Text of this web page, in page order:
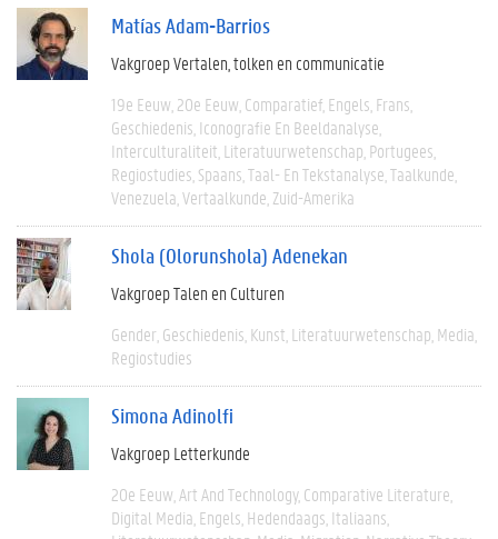
Matías Adam-Barrios
Vakgroep Vertalen, tolken en communicatie
19e Eeuw 20e Eeuw Comparatief Engels Frans
Geschiedenis Iconografie En Beeldanalyse
Interculturaliteit Literatuurwetenschap Portugees
Regiostudies Spaans Taal- En Tekstanalyse Taalkunde
Venezuela Vertaalkunde Zuid-Amerika
Shola (Olorunshola) Adenekan
Vakgroep Talen en Culturen
Gender Geschiedenis Kunst Literatuurwetenschap Media
Regiostudies
Simona Adinolfi
Vakgroep Letterkunde
20e Eeuw Art And Technology Comparative Literature
Digital Media Engels Hedendaags Italiaans